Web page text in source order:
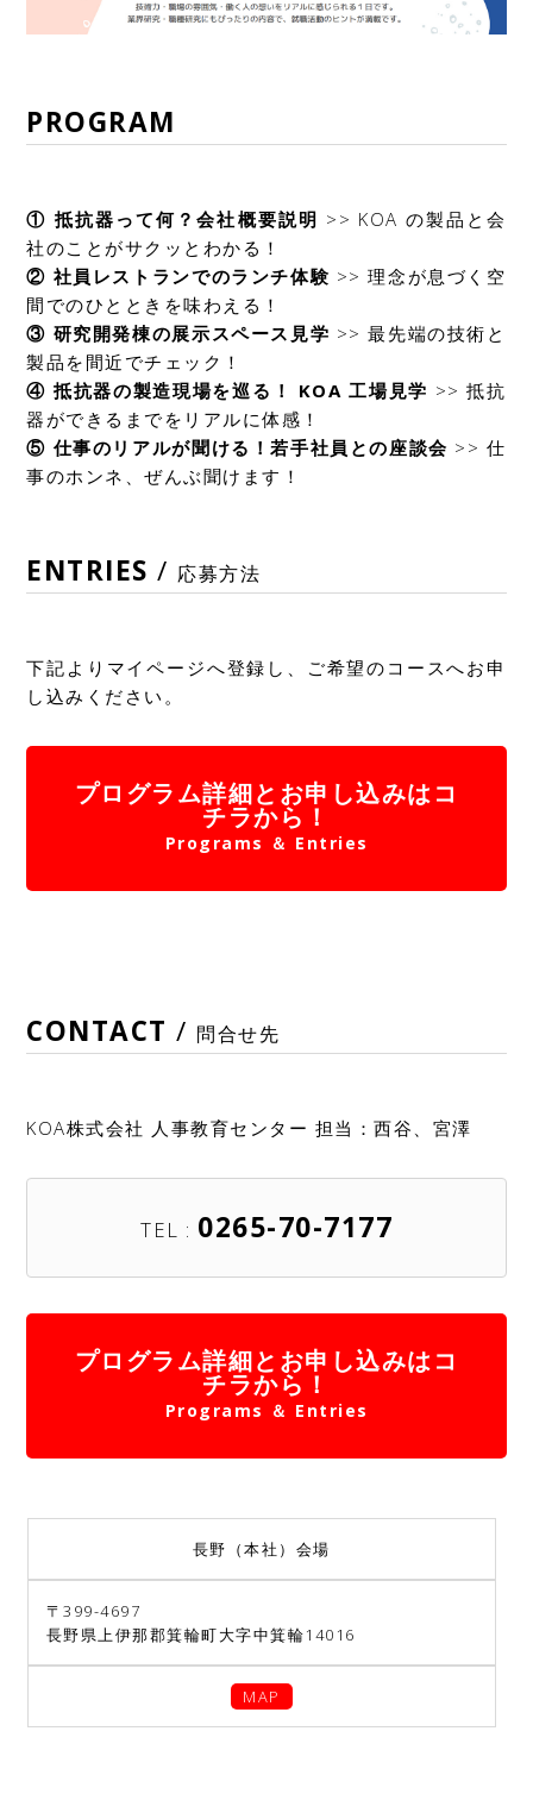
PROGRAM
① 抵抗器って何？会社概要説明 >> KOA の製品と会
社のことがサクッとわかる！
② 社員レストランでのランチ体験 >> 理念が息づく空
間でのひとときを味わえる！
③ 研究開発棟の展示スペース見学 >> 最先端の技術と
製品を間近でチェック！
④ 抵抗器の製造現場を巡る！ KOA 工場見学 >> 抵抗
器ができるまでをリアルに体感！
⑤ 仕事のリアルが聞ける！若手社員との座談会 >> 仕
事のホンネ、ぜんぶ聞けます！
ENTRIES / 応募方法
下記よりマイページへ登録し、ご希望のコースへお申
し込みください。
プログラム詳細とお申し込みはコ
チラから！
Programs ＆ Entries
CONTACT / 問合せ先
KOA株式会社 人事教育センター 担当：西谷、宮澤
TEL : 0265-70-7177
プログラム詳細とお申し込みはコ
チラから！
Programs ＆ Entries
長野（本社）会場
〒399-4697
長野県上伊那郡箕輪町大字中箕輪14016
MAP